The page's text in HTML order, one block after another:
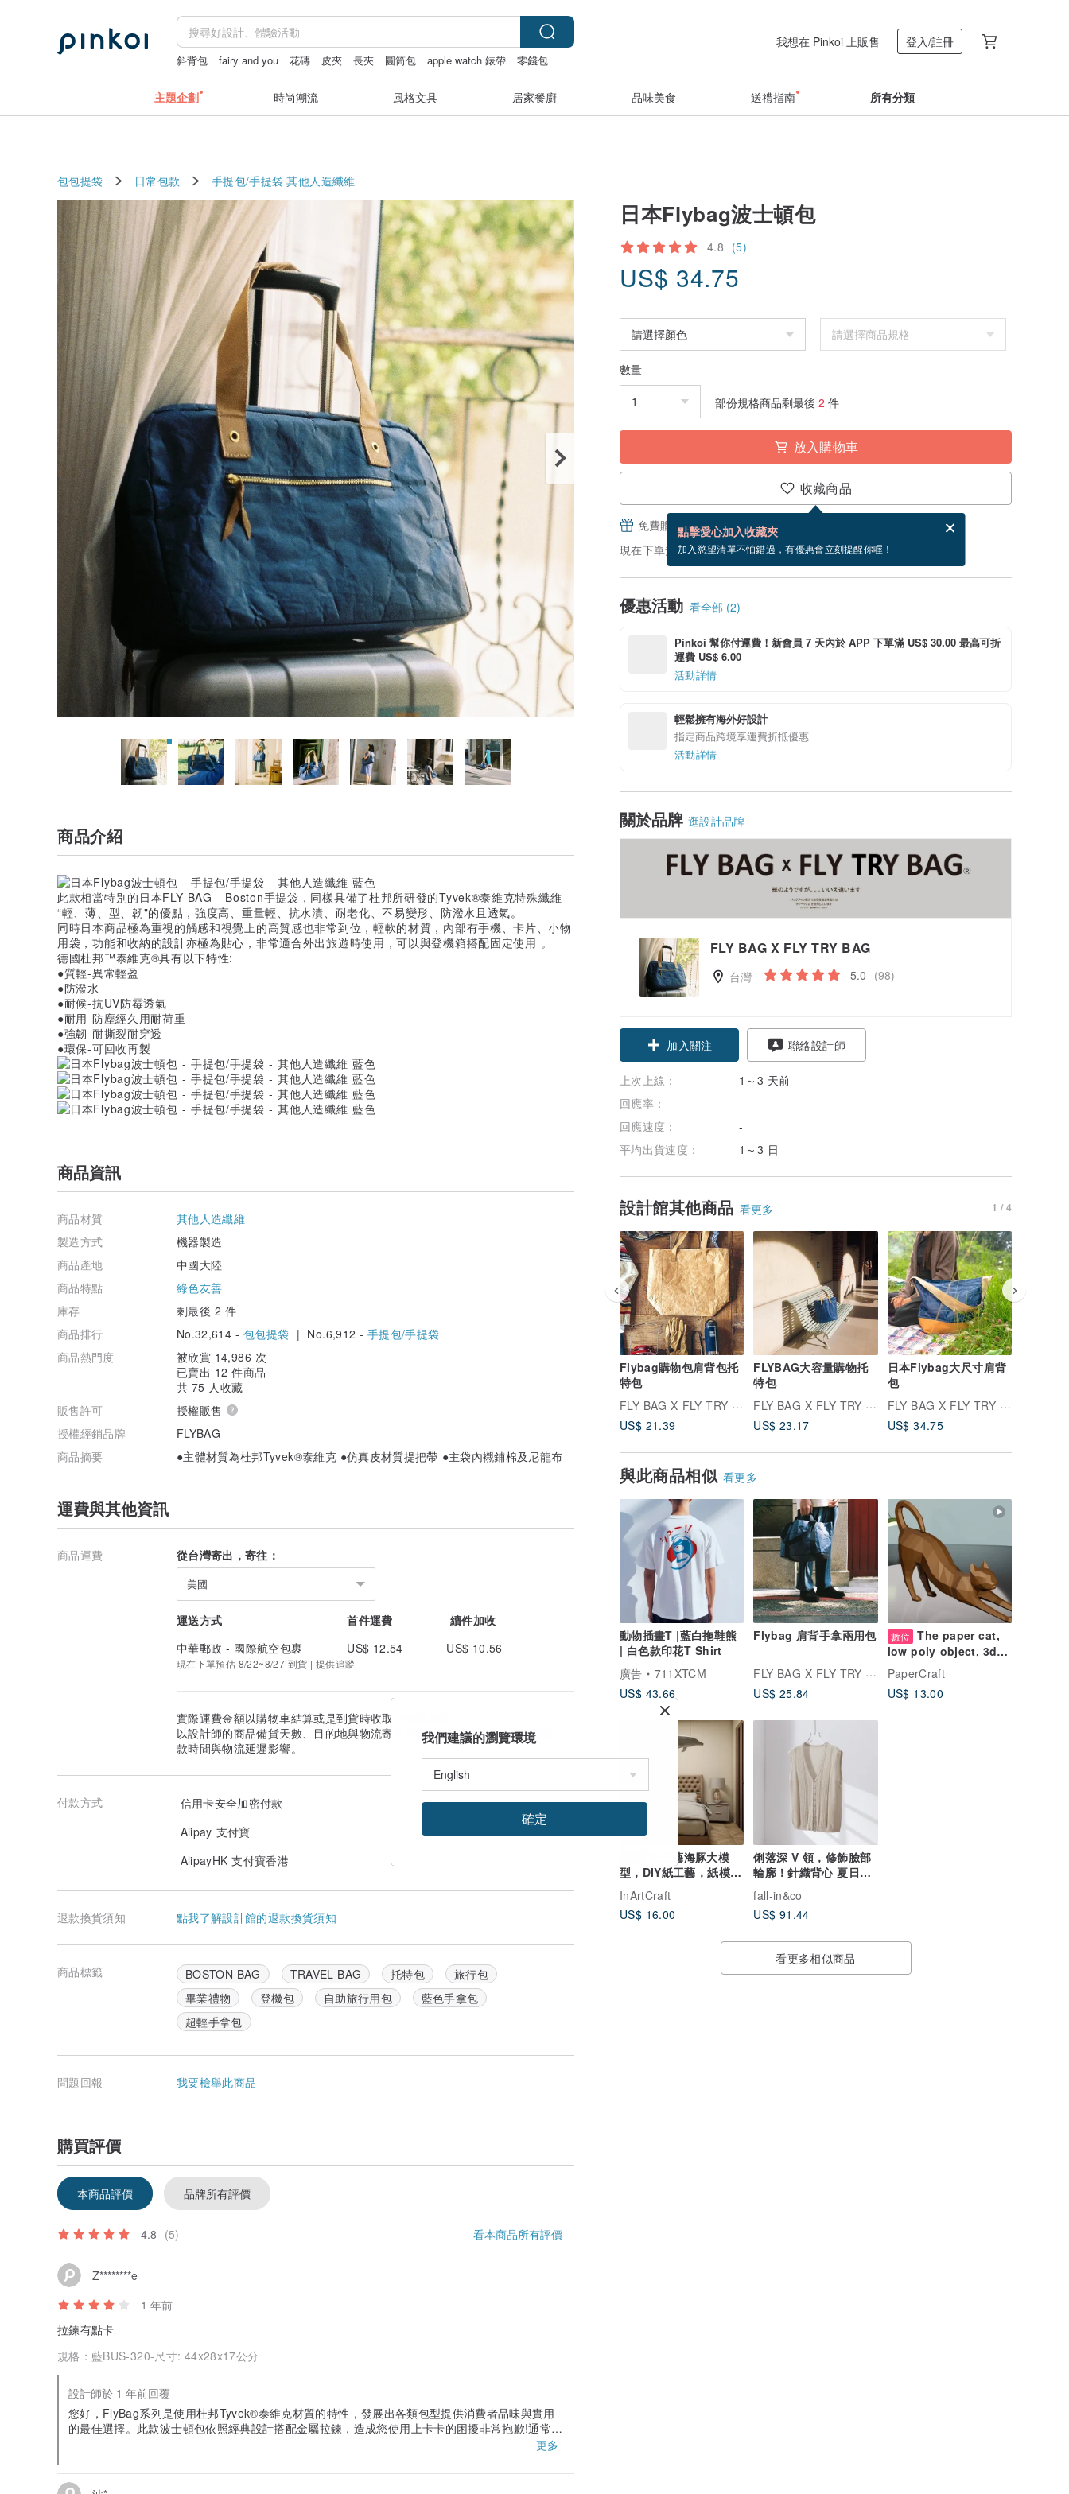
斜背包 fairy and you 花磚 皮夾 長夾 圓筒包 apple watch 錶帶 零錢包
我想在 Pinkoi 上販售 登入/註冊
主題企劃 時尚潮流 風格文具 居家餐廚 品味美食 送禮指南 所有分類
包包提袋 日常包款 手提包/手提袋 其他人造纖維
日本Flybag波士頓包
4.8 (5)
US$ 34.75
數量
部份規格商品剩最後 2 件
放入購物車
收藏商品
點擊愛心加入收藏夾
加入慾望清單不怕錯過，有優惠會立刻提醒你喔！
免費贈送電子賀卡，結帳完成後填寫
現在下單預估 8/22~8/27 到貨。
優惠活動 看全部 (2)
Pinkoi 幫你付運費！新會員 7 天內於 APP 下單滿 US$ 30.00 最高可折
運費 US$ 6.00
活動詳情
輕鬆擁有海外好設計
指定商品跨境享運費折抵優惠
活動詳情
關於品牌 逛設計品牌
FLY BAG X FLY TRY BAG
台灣 5.0 (98)
加入關注 聯絡設計師
上次上線：
1～3 天前
回應率：
-
回應速度：
-
平均出貨速度：
1～3 日
設計館其他商品 看更多 1 / 4
Flybag購物包肩背包托
特包
FLY BAG X FLY TRY BAG
US$ 21.39
FLYBAG大容量購物托
特包
FLY BAG X FLY TRY BAG
US$ 23.17
日本Flybag大尺寸肩背
包
FLY BAG X FLY TRY BAG
US$ 34.75
與此商品相似 看更多
動物插畫T |藍白拖鞋熊
| 白色款印花T Shirt
廣告
711XTCM
US$ 43.66
Flybag 肩背手拿兩用包
FLY BAG X FLY TRY BAG
US$ 25.84
數位
The paper cat,
low poly object, 3d
decor, origami
PaperCraft
US$ 13.00
紙工藝海豚大模
型，DIY紙工藝，紙模
InArtCraft
US$ 16.00
俐落深 V 領，修飾臉部
輪廓！針織背心 夏日針
1
fall-in&co
US$ 91.44
看更多相似商品
商品介紹
此款相當特別的日本FLY BAG - Boston手提袋，同樣具備了杜邦所研發的Tyvek®泰維克特殊纖維
“輕、薄、型、韌"的優點，強度高、重量輕、抗水漬、耐老化、不易變形、防潑水且透氣。
同時日本商品極為重視的觸感和視覺上的高質感也非常到位，輕軟的材質，內部有手機、卡片、小物
用袋，功能和收納的設計亦極為貼心，非常適合外出旅遊時使用，可以與登機箱搭配固定使用 。
德國杜邦™泰維克®具有以下特性:
●質輕-異常輕盈
●防潑水
●耐候-抗UV防霉透氣
●耐用-防塵經久用耐荷重
●強韌-耐撕裂耐穿透
●環保-可回收再製
商品資訊
商品材質
其他人造纖維
製造方式
機器製造
商品產地
中國大陸
商品特點
綠色友善
庫存
剩最後 2 件
商品排行
No.32,614 - 包包提袋 | No.6,912 -手提包/手提袋
商品熱門度
被欣賞 14,986 次
已賣出 12 件商品
共 75 人收藏
販售許可
授權販售
授權經銷品牌
FLYBAG
商品摘要
●主體材質為杜邦Tyvek®泰維克 ●仿真皮材質提把帶 ●主袋內襯鋪棉及尼龍布
運費與其他資訊
商品運費 從台灣寄出，寄往：
美國
運送方式 首件運費
續件加收
中華郵政 - 國際航空包裹
US$ 12.54 US$ 10.56
現在下單預估 8/22~8/27 到貨 | 提供追蹤
實際運費金額以購物車結算或是到貨時收取的金額為準。
以設計師的商品備貨天數、目的地與物流寄送天數估算。實際到貨日可能因付
款時間與物流延遲影響。
付款方式
信用卡安全加密付款
Alipay 支付寶
AlipayHK 支付寶香港
退款換貨須知 點我了解設計館的退款換貨須知
商品標籤 BOSTON BAG TRAVEL BAG 托特包
旅行包
畢業禮物
登機包 自助旅行用包
藍色手拿包
超輕手拿包
問題回報 我要檢舉此商品
購買評價
本商品評價 品牌所有評價
4.8 (5) 看本商品所有評價
Z********e
1 年前
拉鍊有點卡
規格：藍BUS-320-尺寸: 44x28x17公分
設計師於 1 年前回覆
您好，FlyBag系列是使用杜邦Tyvek®泰維克材質的特性，發展出各類包型提供消費者品味與實用
的最佳選擇。此款波士頓包依照經典設計搭配金屬拉鍊，造成您使用上卡卡的困擾非常抱歉!通常新
包經過使用後即可慢慢改善，也建議您使用蠟燭在鏈牙上來回塗磨幾次，或用棉花棒沾凡士林、護
更多
我們建議的瀏覽環境
確定